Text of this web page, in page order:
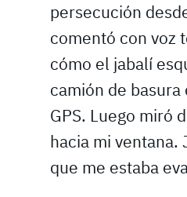
persecución
comentó con voz
cómo el jabalí
camión de
GPS. Luego miró
hacia mi ventana.
que me estaba